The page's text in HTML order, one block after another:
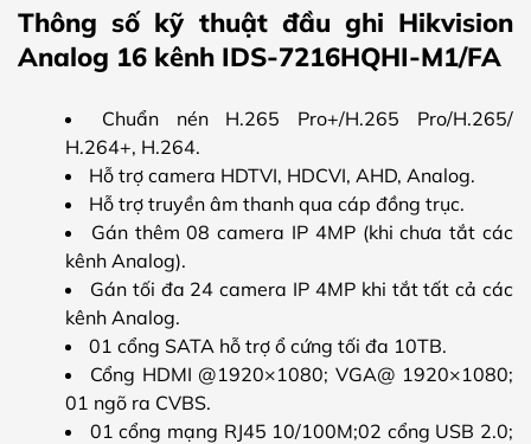
Thông số kỹ thuật đầu ghi Hikvision
Analog 16 kênh IDS-7216HQHI-M1/FA
Chuẩn nén H.265 Pro+/H.265 Pro/H.265/
H.264+, H.264.
Hỗ trợ camera HDTVI, HDCVI, AHD, Analog.
Hỗ trợ truyền âm thanh qua cáp đồng trục.
Gán thêm 08 camera IP 4MP (khi chưa tắt các
kênh Analog).
Gán tối đa 24 camera IP 4MP khi tắt tất cả các
kênh Analog.
01 cổng SATA hỗ trợ ổ cứng tối đa 10TB.
Cổng HDMI @1920×1080; VGA@ 1920×1080;
01 ngõ ra CVBS.
01 cổng mạng RJ45 10/100M;02 cổng USB 2.0;